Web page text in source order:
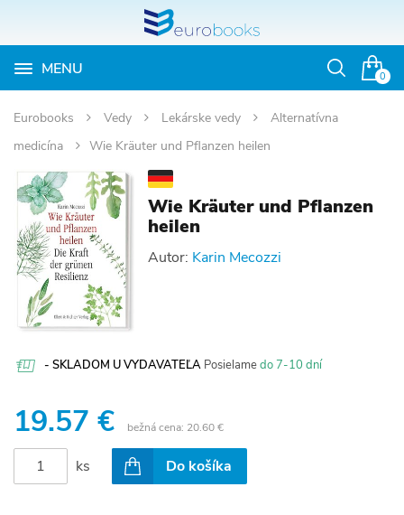
0
MENU
Otvoriť
Eurobooks Vedy Lekárske vedy
Alternatívna
medicína
Wie Kräuter und Pflanzen heilen
Wie Kräuter und Pflanzen
heilen
Autor: Karin Mecozzi
- SKLADOM U VYDAVATEĽA Posielamedo 7-10 dní
19.57 € bežná cena: 20.60 €
ks Do košíka